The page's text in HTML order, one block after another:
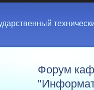
Форум